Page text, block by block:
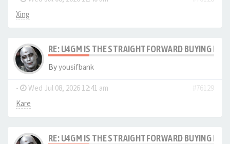
Xing
RE: U4GM IS THE STRAIGHTFORWARD BUYING
Byyousifbank
- Wed Jul 08, 2026 12:41 am
#76129
Kare
RE: U4GM IS THE STRAIGHTFORWARD BUYING